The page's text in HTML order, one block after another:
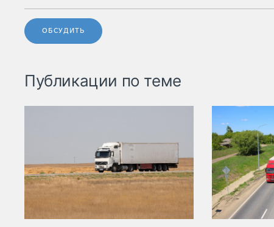
ОБСУДИТЬ
Публикации по теме